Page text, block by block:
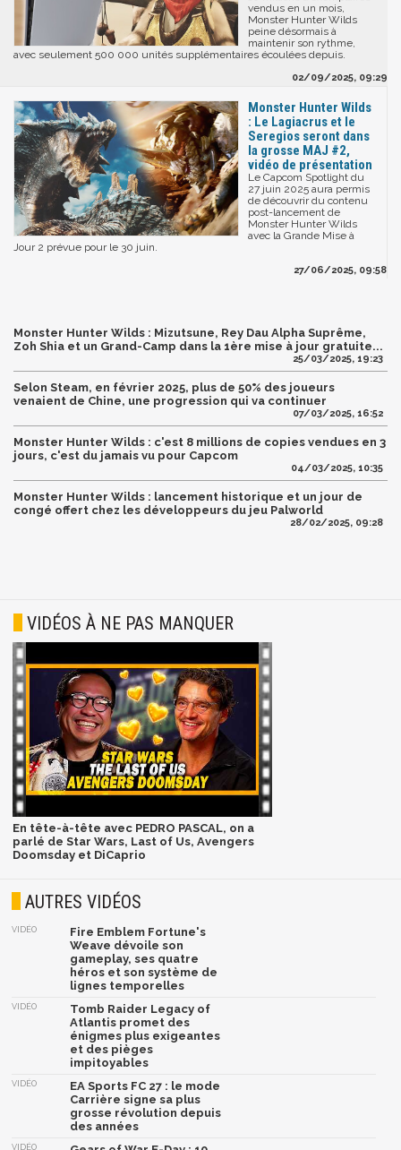
vendus en un mois,
Monster Hunter Wilds
peine désormais à
maintenir son rythme,
avec seulement 500 000 unités supplémentaires écoulées depuis.
02/09/2025, 09:29
Monster Hunter Wilds
: Le Lagiacrus et le
Seregios seront dans
la grosse MAJ #2,
vidéo de présentation
Le Capcom Spotlight du
27 juin 2025 aura permis
de découvrir du contenu
post-lancement de
Monster Hunter Wilds
avec la Grande Mise à
Jour 2 prévue pour le 30 juin.
27/06/2025, 09:58
Monster Hunter Wilds : Mizutsune, Rey Dau Alpha Suprême,
Zoh Shia et un Grand-Camp dans la 1ère mise à jour gratuite...
25/03/2025, 19:23
Selon Steam, en février 2025, plus de 50% des joueurs
venaient de Chine, une progression qui va continuer
07/03/2025, 16:52
Monster Hunter Wilds : c'est 8 millions de copies vendues en 3
jours, c'est du jamais vu pour Capcom
04/03/2025, 10:35
Monster Hunter Wilds : lancement historique et un jour de
congé offert chez les développeurs du jeu Palworld
28/02/2025, 09:28
VIDÉOS À NE PAS MANQUER
En tête-à-tête avec PEDRO PASCAL, on a
parlé de Star Wars, Last of Us, Avengers
Doomsday et DiCaprio
AUTRES VIDÉOS
VIDÉO
Fire Emblem Fortune's
Weave dévoile son
gameplay, ses quatre
héros et son système de
lignes temporelles
VIDÉO
Tomb Raider Legacy of
Atlantis promet des
énigmes plus exigeantes
et des pièges
impitoyables
VIDÉO
EA Sports FC 27 : le mode
Carrière signe sa plus
grosse révolution depuis
des années
VIDÉO